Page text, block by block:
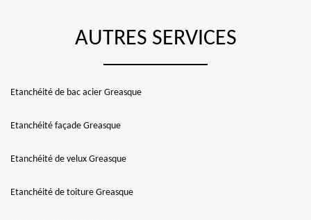
AUTRES SERVICES
Etanchéité de bac acier Greasque
Etanchéité façade Greasque
Etanchéité de velux Greasque
Etanchéité de toiture Greasque